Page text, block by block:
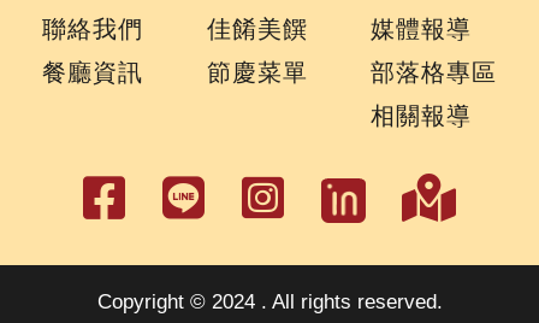
聯絡我們
餐廳資訊
佳餚美饌
節慶菜單
媒體報導
部落格專區
相關報導
Copyright © 2024 . All rights reserved.